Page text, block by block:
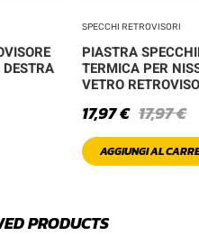
SPECCHI RETROVISORI
PIASTRA
TERMICA PER
VETRO
17,97€
17,97€
AGGIUNGI AL
PRODUCTS